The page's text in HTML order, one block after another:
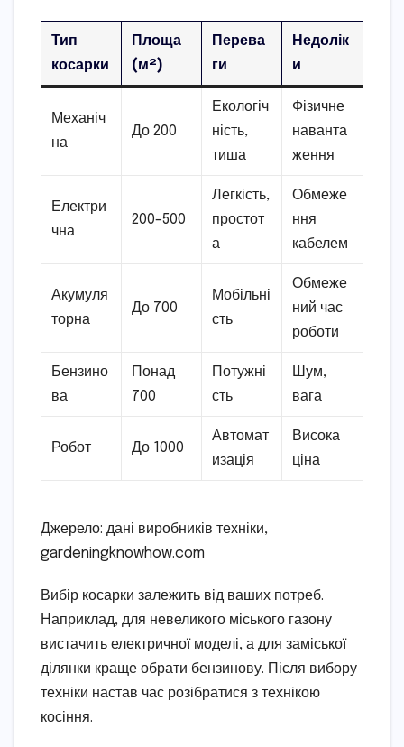
Тип
косарки
Площа
(м²)
Перева
ги
Недолік
и
Механіч
на
До 200
Екологіч
ність,
тиша
Фізичне
наванта
ження
Електри
чна
200–500
Легкість,
простот
а
Обмеже
ння
кабелем
Акумуля
торна
До 700
Мобільні
сть
Обмеже
ний час
роботи
Бензино
ва
Понад
700
Потужні
сть
Шум,
вага
Робот До 1000
Автомат
изація
Висока
ціна
Джерело: дані виробників техніки,
gardeningknowhow.com
Вибір косарки залежить від ваших потреб.
Наприклад, для невеликого міського газону
вистачить електричної моделі, а для заміської
ділянки краще обрати бензинову. Після вибору
техніки настав час розібратися з технікою
косіння.